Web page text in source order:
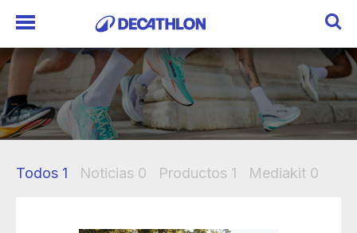
Todos 1 Noticias 0 Productos 1 Mediakit 0